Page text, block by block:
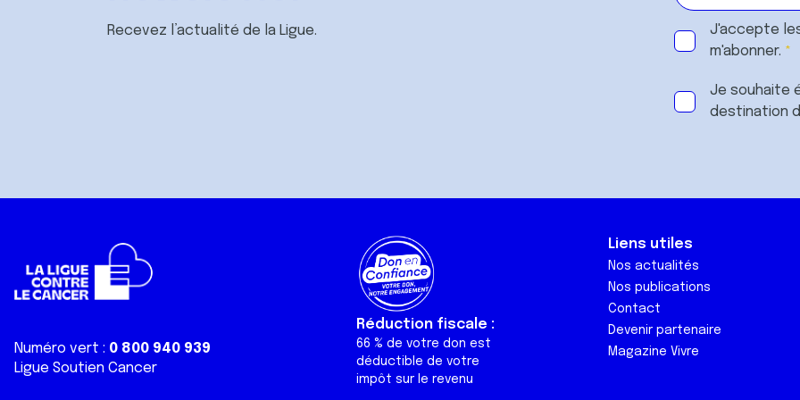
Recevez l’actualité de la Ligue. J'accepte
m'abonner.
Je souhaite
destination
Numéro vert : 0 800 940 939
Ligue Soutien Cancer
Réduction fiscale :
66 % de votre don est
déductible de votre
impôt sur le revenu
Liens utiles
Nos actualités
Nos publications
Contact
Devenir partenaire
Magazine Vivre